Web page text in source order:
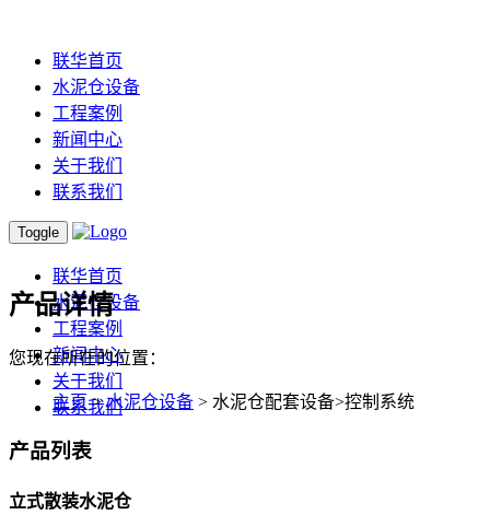
联华首页
水泥仓设备
工程案例
新闻中心
关于我们
联系我们
Toggle
联华首页
水泥仓设备
工程案例
新闻中心
关于我们
联系我们
产品详情
您现在所在的位置：
主页>水泥仓设备 > 水泥仓配套设备>控制系统
产品列表
立式散装水泥仓